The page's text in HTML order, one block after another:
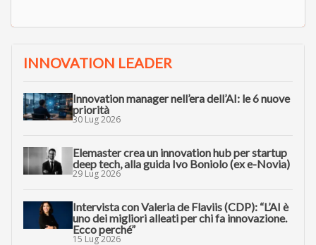
INNOVATION LEADER
Innovation manager nell’era dell’AI: le 6 nuove
priorità
30 Lug 2026
Elemaster crea un innovation hub per startup
deep tech, alla guida Ivo Boniolo (ex e-Novia)
29 Lug 2026
Intervista con Valeria de Flaviis (CDP): “L’AI è
uno dei migliori alleati per chi fa innovazione.
Ecco perché”
15 Lug 2026